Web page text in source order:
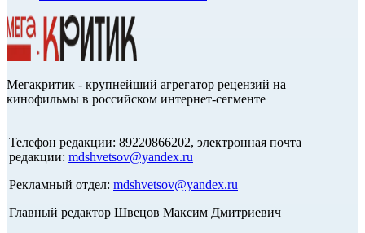
Мегакритик - крупнейший агрегатор рецензий на
кинофильмы в российском интернет-сегменте
Телефон редакции: 89220866202, электронная почта
редакции: mdshvetsov@yandex.ru
Рекламный отдел: mdshvetsov@yandex.ru
Главный редактор Швецов Максим Дмитриевич